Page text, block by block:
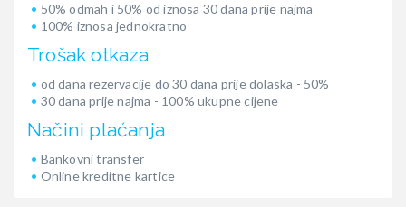
50% odmah i 50% od iznosa 30 dana prije najma
100% iznosa jednokratno
Trošak otkaza
od dana rezervacije do 30 dana prije dolaska - 50%
30 dana prije najma - 100% ukupne cijene
Načini plaćanja
Bankovni transfer
Online kreditne kartice